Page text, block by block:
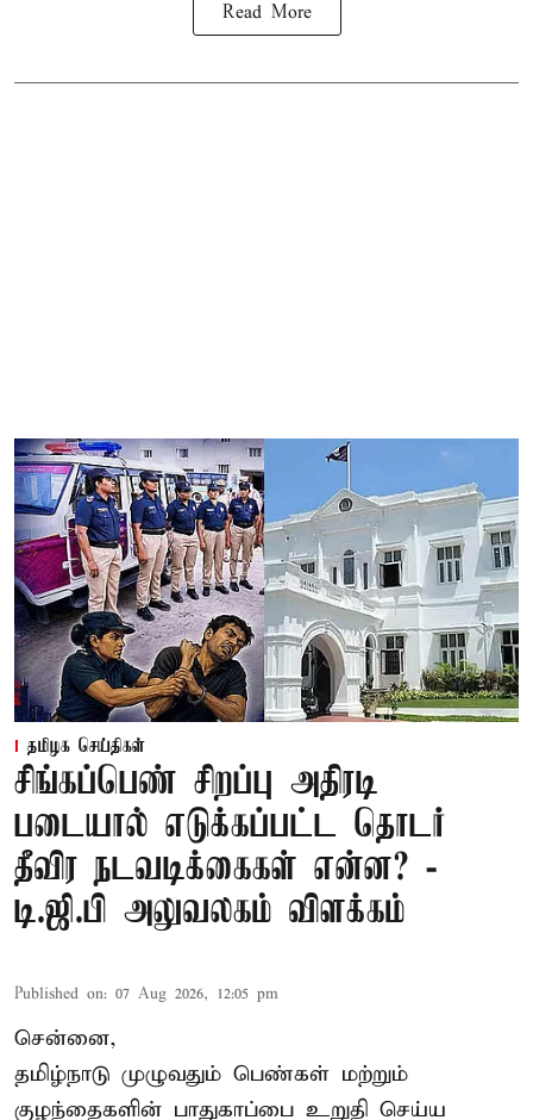
Read More
தமிழக செய்திகள்
சிங்கப்பெண் சிறப்பு அதிரடி
படையால் எடுக்கப்பட்ட தொடர்
தீவிர நடவடிக்கைகள் என்ன? -
டி.ஜி.பி அலுவலகம் விளக்கம்
Published on: 07 Aug 2026, 12:05 pm
சென்னை,
தமிழ்நாடு முழுவதும் பெண்கள் மற்றும்
குழந்தைகளின் பாதுகாப்பை உறுதி செய்ய